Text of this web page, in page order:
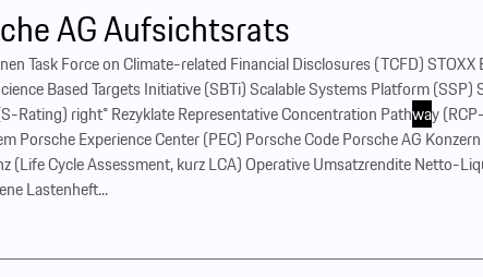
AG Aufsichtsrats
Task Force on Climate-related Financial Disclosures (TCFD)
Based Targets Initiative (SBTi) Scalable Systems Platform
Rating) right° Rezyklate Representative Concentration Pathway
Porsche Experience Center (PEC) Porsche Code Porsche AG
(Life Cycle Assessment, kurz LCA) Operative Umsatzrendite Netto-
Lastenheft...